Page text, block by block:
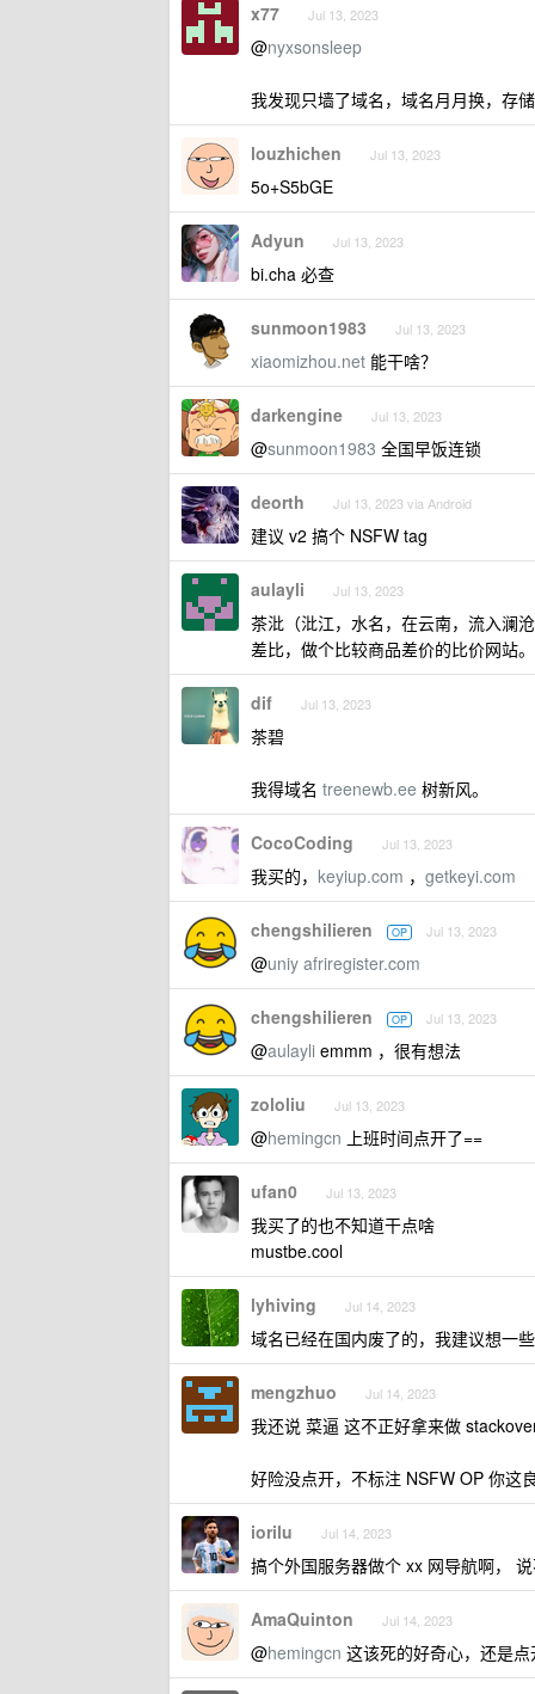
x77 Jul 13, 2023
@nyxsonsleep
我发现只墙了域名，域名月月换，存
louzhichen Jul 13, 2023
5o+S5bGE
Adyun Jul 13, 2023
bi.cha 必查
sunmoon1983 Jul 13, 2023
xiaomizhou.net 能干啥？
darkengine Jul 13, 2023
@sunmoon1983 全国早饭连锁
deorth Jul 13, 2023 via Android
建议 v2 搞个 NSFW tag
aulayli Jul 13, 2023
茶沘（沘江，水名，在云南，流入澜
差比，做个比较商品差价的比价网站。
dif Jul 13, 2023
茶碧
我得域名 treenewb.ee 树新风。
CocoCoding Jul 13, 2023
我买的， keyiup.com ， getkeyi.com
chengshilieren OP Jul 13, 2023
@uniy afriregister.com
chengshilieren OP Jul 13, 2023
@aulayli emmm ，很有想法
zololiu Jul 13, 2023
@hemingcn 上班时间点开了==
ufan0 Jul 13, 2023
我买了的也不知道干点啥
mustbe.cool
lyhiving Jul 14, 2023
域名已经在国内废了的，我建议想一
mengzhuo Jul 14, 2023
我还说 菜逼 这不正好拿来做
好险没点开，不标注 NSFW OP 你这
iorilu Jul 14, 2023
搞个外国服务器做个 xx 网导航啊，
AmaQuinton Jul 14, 2023
@hemingcn 这该死的好奇心，还是点